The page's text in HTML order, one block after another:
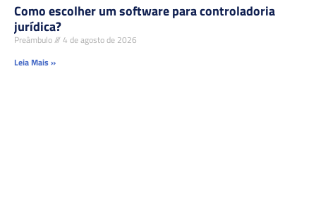
Como escolher um software para controladoria
jurídica?
Preâmbulo
4 de agosto de 2026
Leia Mais »